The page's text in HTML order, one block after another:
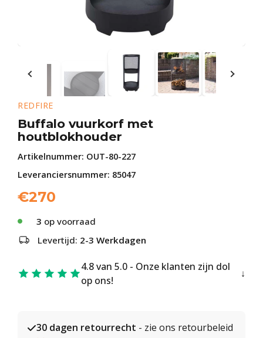
REDFIRE
Buffalo vuurkorf met
houtblokhouder
Artikelnummer: OUT-80-227
Leveranciersnummer: 85047
€270
3 op voorraad
Levertijd: 2-3 Werkdagen
4.8 van 5.0 - Onze klanten zijn dol
op ons!
30 dagen retourrecht - zie ons retourbeleid